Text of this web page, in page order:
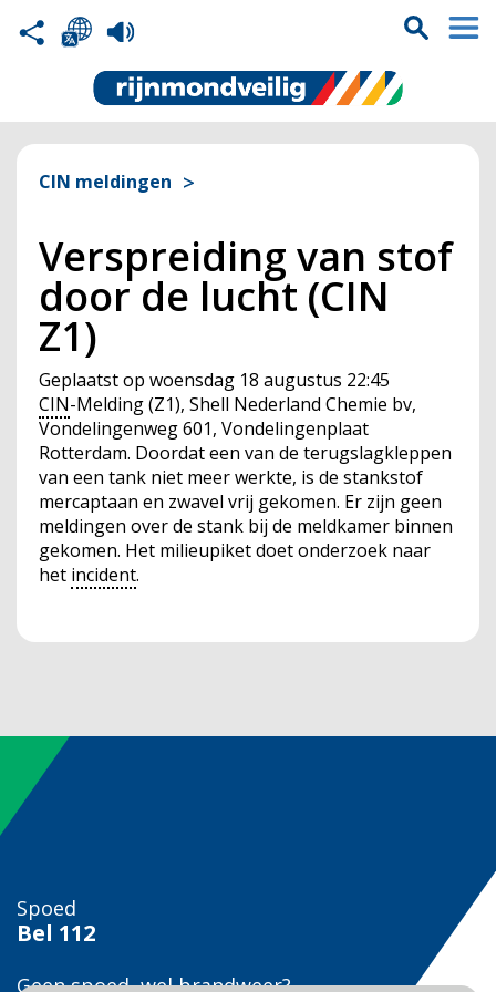
CIN meldingen
Verspreiding van stof
door de lucht (CIN
Z1)
Geplaatst op woensdag 18 augustus 22:45
CIN-Melding (Z1), Shell Nederland Chemie bv,
Vondelingenweg 601, Vondelingenplaat
Rotterdam. Doordat een van de terugslagkleppen
van een tank niet meer werkte, is de stankstof
mercaptaan en zwavel vrij gekomen. Er zijn geen
meldingen over de stank bij de meldkamer binnen
gekomen. Het milieupiket doet onderzoek naar
het incident.
Spoed
Bel 112
Geen spoed, wel brandweer?